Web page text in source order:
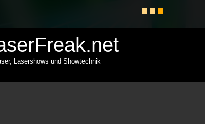
Lasershows und Showtechnik